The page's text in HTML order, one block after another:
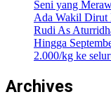
Seni yang
Ada Wakil Dirut
Rudi As
Hingga
2.000/kg ke
Archives